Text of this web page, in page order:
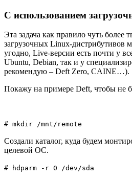
С использованием
Эта задача как правило чуть более
загрузочных Linux-дистрибутивов
угодно, Live-версии есть почти у
Ubuntu, Debian, так и у
рекомендую – Deft Zero, CAINE…).
Покажу на примере Deft, чтобы не
# mkdir /mnt/remote
Создали каталог, куда будем
целевой ОС.
# hdparm -r 0 /dev/sda